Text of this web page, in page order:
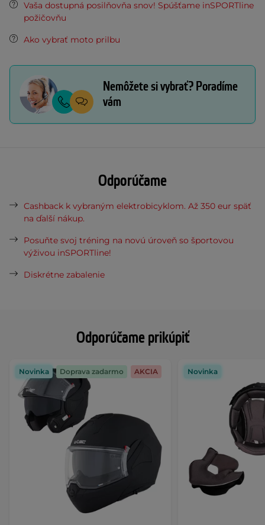
Odporúčame prikúpiť
Novinka Doprava zadarmo AKCIA Novinka
Vaša dostupná posilňovňa snov! Spúšťame inSPORTline
požičovňu
Ako vybrať moto prilbu
Nemôžete si vybrať? Poradíme
vám
Odporúčame
Cashback k vybraným elektrobicyklom. Až 350 eur späť
na ďalší nákup.
Posuňte svoj tréning na novú úroveň so športovou
výživou inSPORTline!
Diskrétne zabalenie